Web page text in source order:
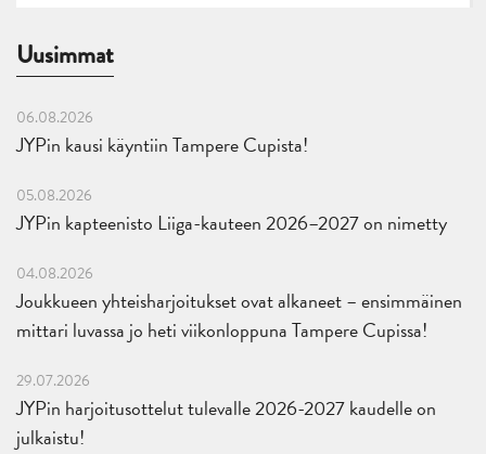
Uusimmat
06.08.2026
JYPin kausi käyntiin Tampere Cupista!
05.08.2026
JYPin kapteenisto Liiga-kauteen 2026–2027 on nimetty
04.08.2026
Joukkueen yhteisharjoitukset ovat alkaneet – ensimmäinen
mittari luvassa jo heti viikonloppuna Tampere Cupissa!
29.07.2026
JYPin harjoitusottelut tulevalle 2026-2027 kaudelle on
julkaistu!